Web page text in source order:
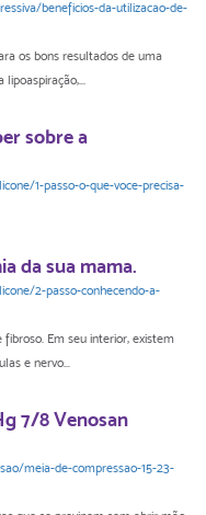
beneficios-da-utilizacao-de-
os bons resultados de uma
sobre a
1-passo-o-que-voce-precisa-
da sua mama.
2-passo-conhecendo-a-
Em seu interior, existem
e nervo...
7/8 Venosan
meia-de-compressao-15-23-